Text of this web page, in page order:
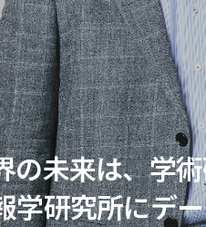
の未来は、学
学研究所にデ